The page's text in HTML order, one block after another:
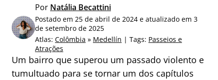
p
o
:
Por Natália Becattini
Postado em 25 de abril de 2024 e atualizado em 3
de setembro de 2025
Atlas: Colômbia » Medellín | Tags: Passeios e
Atrações
Um bairro que superou um passado violento e
tumultuado para se tornar um dos capítulos